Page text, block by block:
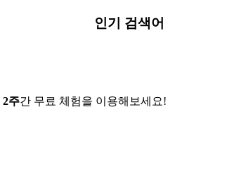
인기 검색어
2주간 무료 체험을 이용해보세요!